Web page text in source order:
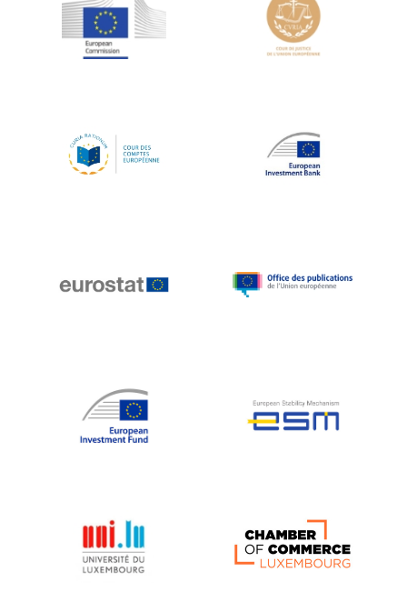
Jean-Louis Schiltz
Jean-Victor Louis
Johnny Åkerholm
Katharien L.C. Hunt
Klaus-Heiner Lehne
Koen LENAERTS
Lars Heikensten
Lucas Papademos
Máire Geoghegan-Quinn